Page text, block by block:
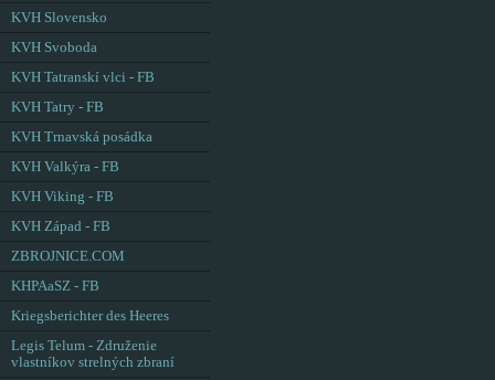
KVH Slovensko
KVH Svoboda
KVH Tatranskí vlci - FB
KVH Tatry - FB
KVH Trnavská posádka
KVH Valkýra - FB
KVH Viking - FB
KVH Západ - FB
ZBROJNICE.COM
KHPAaSZ - FB
Kriegsberichter des Heeres
Legis Telum - Združenie
vlastníkov strelných zbraní